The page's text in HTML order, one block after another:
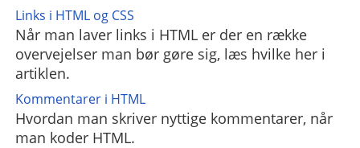
Links i HTML og CSS
Når man laver links i HTML er der en række
overvejelser man bør gøre sig, læs hvilke her i
artiklen.
Kommentarer i HTML
Hvordan man skriver nyttige kommentarer, når
man koder HTML.